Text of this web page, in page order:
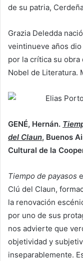
de su patria,
Grazia Deledda
veintinueve años
por la crítica su obra
Nobel de Literatura.
GENÉ, Hernán.
del Claun, Buenos
Cultural de la
Tiempo de payasos
Clú del Claun,
la renovación
por uno de sus
nos advierte que
objetividad y
inseparablemente.